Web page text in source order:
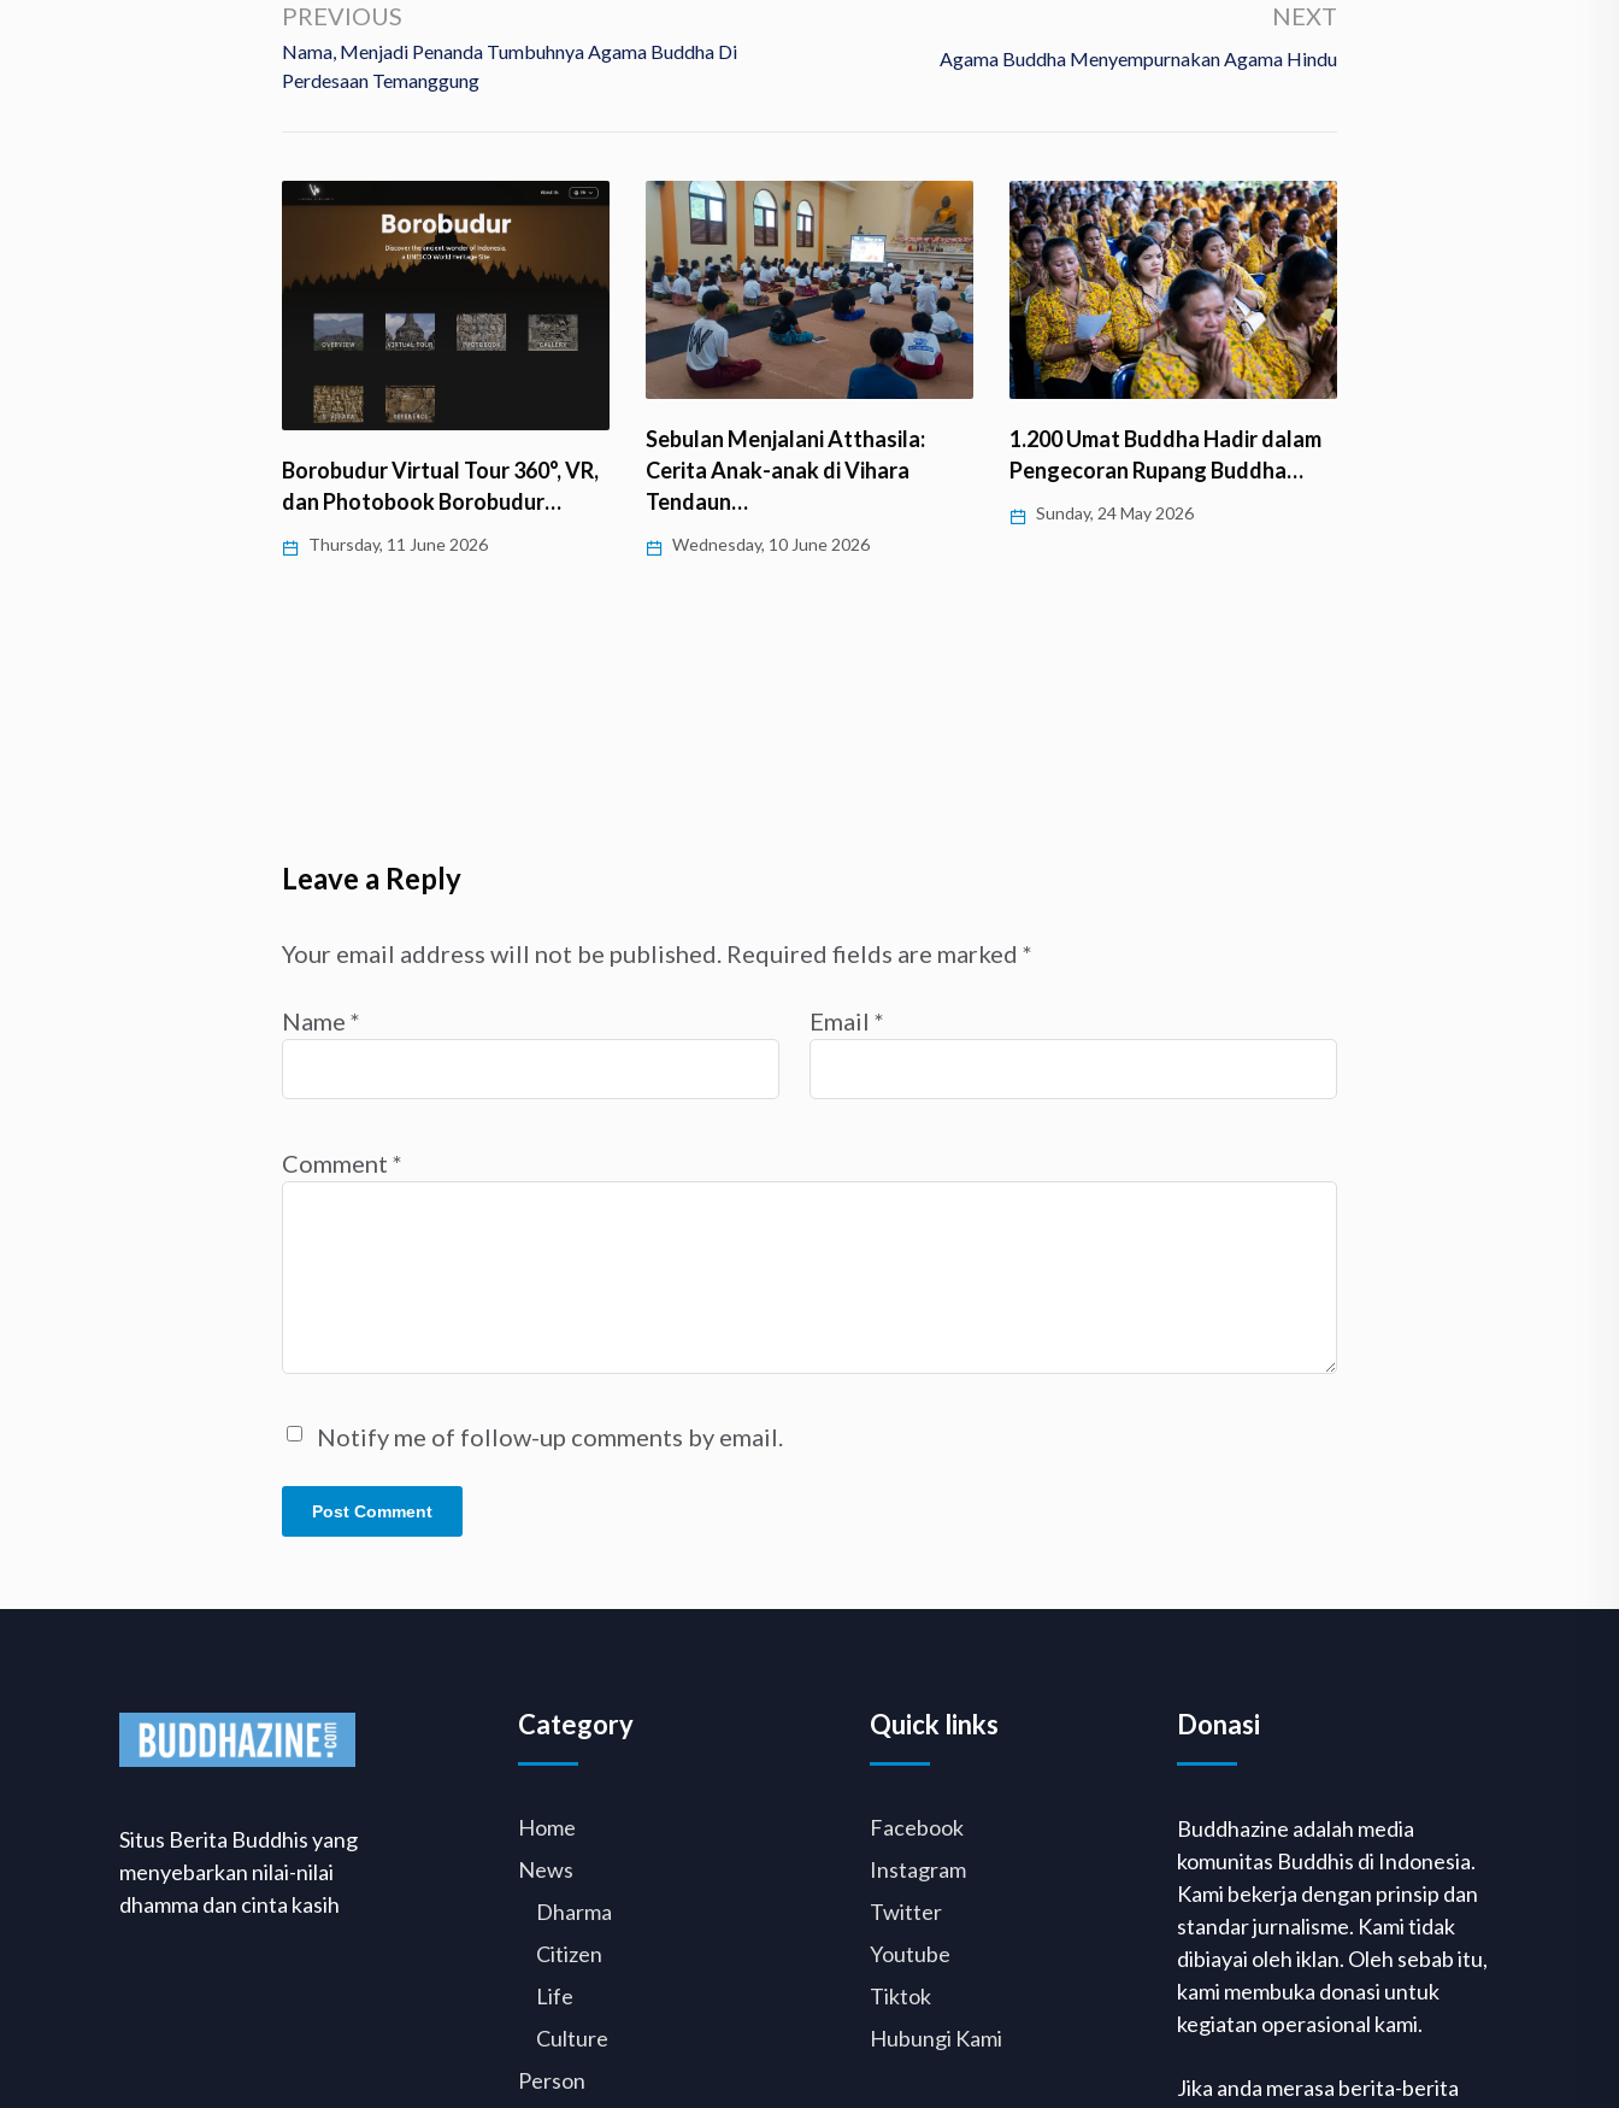
PREVIOUS
Nama, Menjadi Penanda Tumbuhnya Agama Buddha Di
Perdesaan Temanggung
NEXT
Agama Buddha Menyempurnakan Agama Hindu
Borobudur Virtual Tour 360°, VR,
dan Photobook Borobudur…
Thursday, 11 June 2026
Sebulan Menjalani Atthasila:
Cerita Anak-anak di Vihara
Tendaun…
Wednesday, 10 June 2026
1.200 Umat Buddha Hadir dalam
Pengecoran Rupang Buddha…
Sunday, 24 May 2026
Leave a Reply
Your email address will not be published. Required fields are marked *
Name * Email *
Comment *
Notify me of follow-up comments by email.
Situs Berita Buddhis yang
menyebarkan nilai-nilai
dhamma dan cinta kasih
Category
Home
News
Dharma
Citizen
Life
Culture
Person
Quick links
Facebook
Instagram
Twitter
Youtube
Tiktok
Hubungi Kami
Donasi
Buddhazine adalah media
komunitas Buddhis di Indonesia.
Kami bekerja dengan prinsip dan
standar jurnalisme. Kami tidak
dibiayai oleh iklan. Oleh sebab itu,
kami membuka donasi untuk
kegiatan operasional kami.
Jika anda merasa berita-berita